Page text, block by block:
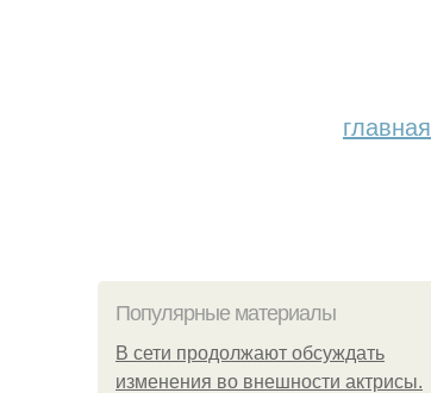
главная
Популярные материалы
В сети продолжают обсуждать
изменения во внешности актрисы.